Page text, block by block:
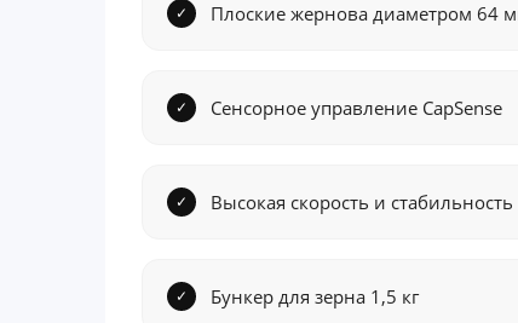
Плоские жернова диаметром 64
Сенсорное управление CapSense
Высокая скорость и
Бункер для зерна 1,5 кг